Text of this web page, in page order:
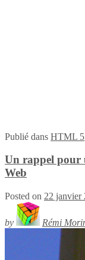
Publié dans HTML 5
Un rappel pour
Web
Posted on 22 janvier
by Rémi